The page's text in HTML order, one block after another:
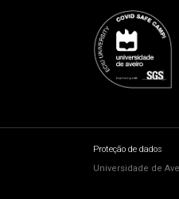
Proteção de dados
Universidade de